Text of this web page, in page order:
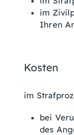
im
Ihren
Kosten
im
bei
des